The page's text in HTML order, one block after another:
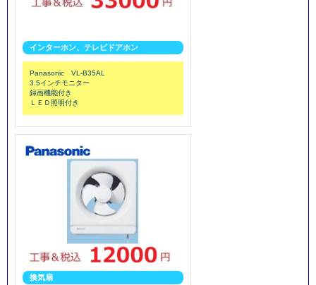
インターホン、テレビドアホン
Panasonic VL-B35AL
3.5インチモニター
録画機能付き
ＬＥＤ照明付き
換気扇